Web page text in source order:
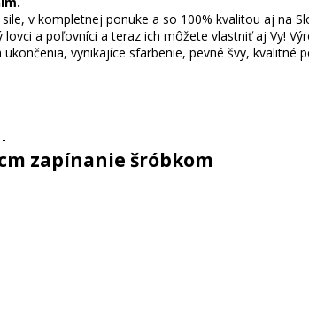
v kompletnej ponuke a so 100% kvalitou aj na
a poľovníci a teraz ich môžete vlastniť aj Vy!
vynikajíce sfarbenie, pevné švy,
zapínanie šróbkom